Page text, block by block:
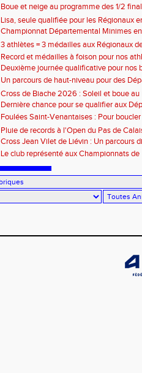
Boue et neige au programme des 1/2
France de Cross ! ❄️
Lisa, seule qualifiée pour les Régionaux
Championnat Départemental Minimes
distinction pour nos 3 athlètes qualifiés
3 athlètes = 3 médailles aux Régionaux
Record et médailles à foison pour nos
Deuxième journée qualificative pour nos
Un parcours de haut-niveau pour des
Cross de Biache 2026 : Soleil et boue
Dernière chance pour se qualifier aux
Minimes ! 🚨
Foulées Saint-Venantaises : Pour
Pluie de records à l'Open du Pas de
Cross Jean Vilet de Liévin : Un parcours
de France ! 😮‍💨
Le club représenté aux Championnats